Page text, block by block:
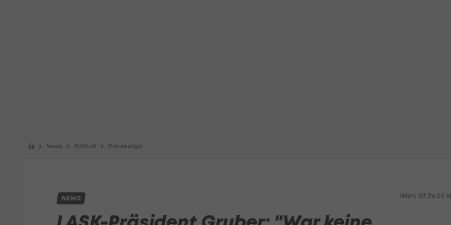
News Fußball Bundesliga
Wien, 03.06.20
NEWS